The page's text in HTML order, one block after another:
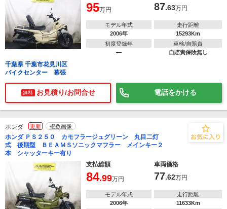
95万円 87.63万円
モデル年式
2006年
走行距離
15293Km
初度登録年
―
車検/自賠責
自賠責保険無し
千葉県 千葉市花見川区
バイクセンター 幕張
無料 お見積り/お問合せ 電話をかける
ホンダ 更新 複数画像
ホンダ ＰＳ２５０ カモフラージュグリーン 丸目二灯
式 後期型 ＢＥＡＭＳソニックマフラー メインキー２
本 シャッターキー有り
支払総額
車両価格
84.99万円 77.62万円
モデル年式
2006年
走行距離
11633Km